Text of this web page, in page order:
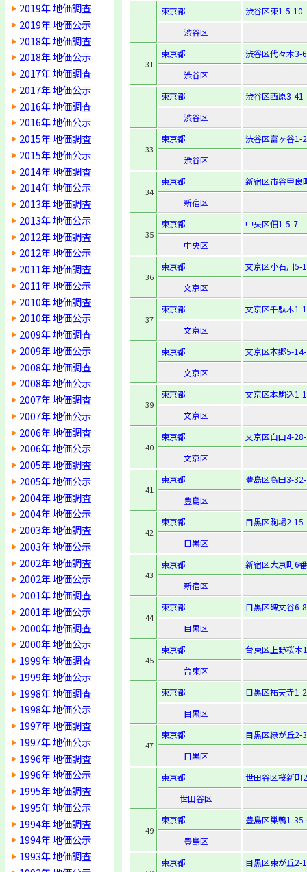
2019年 地価調査
2019年 地価公示
2018年 地価調査
2018年 地価公示
2017年 地価調査
2017年 地価公示
2016年 地価調査
2016年 地価公示
2015年 地価調査
2015年 地価公示
2014年 地価調査
2014年 地価公示
2013年 地価調査
2013年 地価公示
2012年 地価調査
2012年 地価公示
2011年 地価調査
2011年 地価公示
2010年 地価調査
2010年 地価公示
2009年 地価調査
2009年 地価公示
2008年 地価調査
2008年 地価公示
2007年 地価調査
2007年 地価公示
2006年 地価調査
2006年 地価公示
2005年 地価調査
2005年 地価公示
2004年 地価調査
2004年 地価公示
2003年 地価調査
2003年 地価公示
2002年 地価調査
2002年 地価公示
2001年 地価調査
2001年 地価公示
2000年 地価調査
2000年 地価公示
1999年 地価調査
1999年 地価公示
1998年 地価調査
1998年 地価公示
1997年 地価調査
1997年 地価公示
1996年 地価調査
1996年 地価公示
1995年 地価調査
1995年 地価公示
1994年 地価調査
1994年 地価公示
1993年 地価調査
東京都
渋谷区東1-5-10
渋谷区
31
東京都
渋谷区代々木3-
渋谷区
東京都
渋谷区西原3-
渋谷区
33
東京都
渋谷区富ヶ谷1-
渋谷区
34
東京都
新宿区市谷甲良
新宿区
35
東京都
中央区佃1-5-7
中央区
36
東京都
文京区小石川5-
文京区
37
東京都
文京区千駄木1-
文京区
東京都
文京区本郷5-
文京区
39
東京都
文京区本駒込1-
文京区
40
東京都
文京区白山4-
文京区
41
東京都
豊島区高田3-
豊島区
42
東京都
目黒区駒場2-
目黒区
43
東京都
新宿区大京町6
新宿区
44
東京都
目黒区碑文谷6-
目黒区
45
東京都
台東区上野桜木
台東区
東京都
目黒区祐天寺1-
目黒区
47
東京都
目黒区緑が丘2-
目黒区
東京都
世田谷区桜新町
世田谷区
49
東京都
豊島区巣鴨1-
豊島区
東京都 目黒区東が丘2-